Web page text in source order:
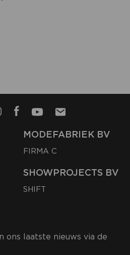
MODEFABRIEK BV
FIRMA C
SHOWPROJECTS BV
SHIFT
ons laatste nieuws via de